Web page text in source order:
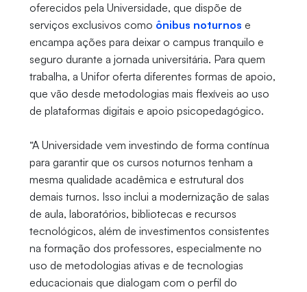
oferecidos pela Universidade, que dispõe de
serviços exclusivos como ônibus noturnos e
encampa ações para deixar o campus tranquilo e
seguro durante a jornada universitária. Para quem
trabalha, a Unifor oferta diferentes formas de apoio,
que vão desde metodologias mais flexíveis ao uso
de plataformas digitais e apoio psicopedagógico.
“A Universidade vem investindo de forma contínua
para garantir que os cursos noturnos tenham a
mesma qualidade acadêmica e estrutural dos
demais turnos. Isso inclui a modernização de salas
de aula, laboratórios, bibliotecas e recursos
tecnológicos, além de investimentos consistentes
na formação dos professores, especialmente no
uso de metodologias ativas e de tecnologias
educacionais que dialogam com o perfil do